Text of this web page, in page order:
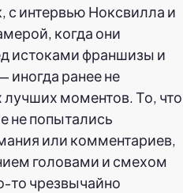
с интервью Ноксвилла и
когда они
истоками франшизы и
иногда ранее не
моментов. То, что
не попытались
или комментариев,
головами и смехом
то чрезвычайно